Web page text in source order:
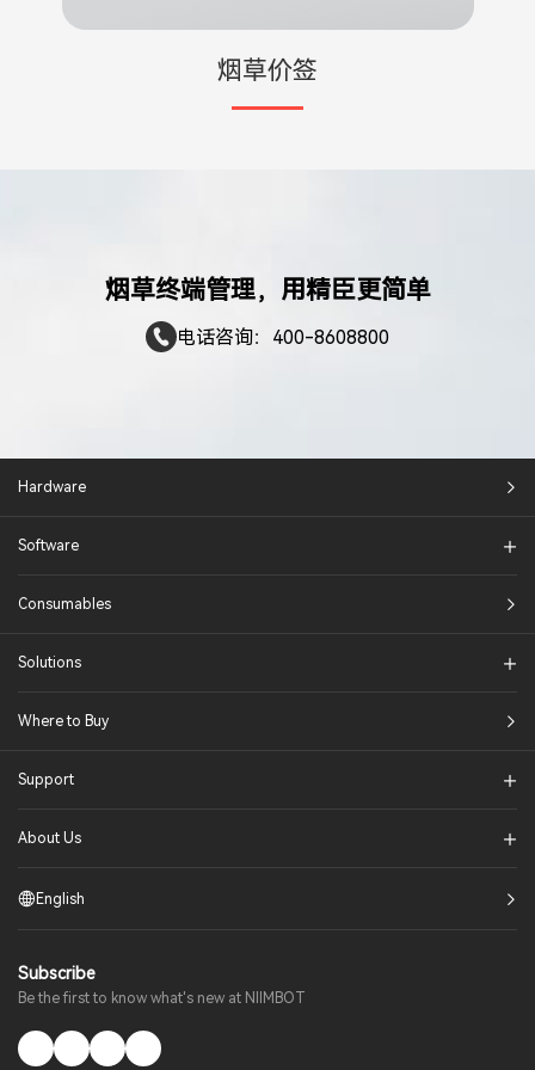
烟草价签
烟草终端管理，用精臣更简单
电话咨询：400-8608800
Hardware
Software
Consumables
Solutions​
Where to Buy
Support
About Us
English
Subscribe
Be the first to know what's new at NIIMBOT